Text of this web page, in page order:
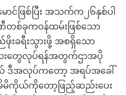
ာင်ဖြစ်ပြီး အသက်က၂၆နှစ်ပါ
စ်ခုကဝန်ထမ်းဖြစ်သော
ခရီးသွားဖို့ အစရှိသော
းတွေလုပ်ရန်အတွက်ဌာအပို
အလုပ်ကတော့ အရပ်အခေါ်
မိမိကိုယ်ကိုတော့ဖြည့်ဆည်းပေး